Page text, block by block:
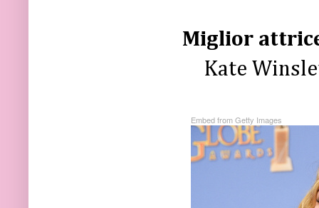
Miglior
Kate
Embed from Getty Images